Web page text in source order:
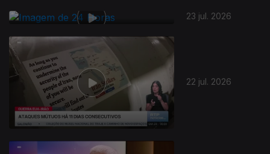
23 jul. 2026
22 jul. 2026